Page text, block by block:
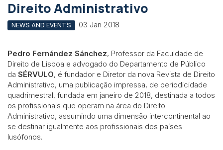
Direito Administrativo
NEWS AND EVENTS 03 Jan 2018
Pedro Fernández Sánchez, Professor da Faculdade de
Direito de Lisboa e advogado do Departamento de Público
da SÉRVULO, é fundador e Diretor da nova Revista de Direito
Administrativo, uma publicação impressa, de periodicidade
quadrimestral, fundada em janeiro de 2018, destinada a todos
os profissionais que operam na área do Direito
Administrativo, assumindo uma dimensão intercontinental ao
se destinar igualmente aos profissionais dos países
lusófonos.